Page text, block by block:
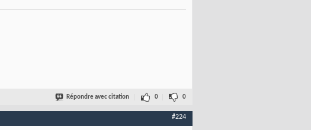
Répondre avec citation 0 0
#224